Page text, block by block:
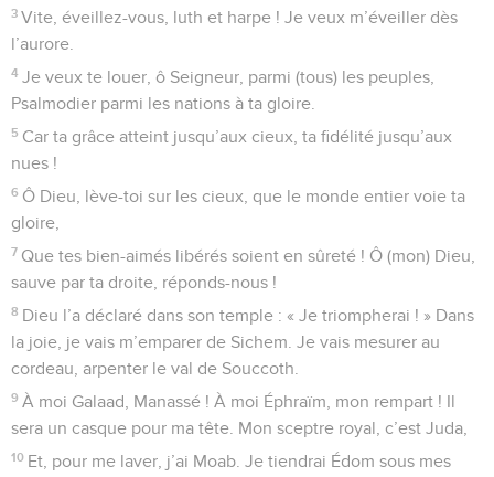
3 Vite, éveillez-vous, luth et harpe ! Je veux m’éveiller dès
l’aurore.
4 Je veux te louer, ô Seigneur, parmi (tous) les peuples,
Psalmodier parmi les nations à ta gloire.
5 Car ta grâce atteint jusqu’aux cieux, ta fidélité jusqu’aux
nues !
6 Ô Dieu, lève-toi sur les cieux, que le monde entier voie ta
gloire,
7 Que tes bien-aimés libérés soient en sûreté ! Ô (mon) Dieu,
sauve par ta droite, réponds-nous !
8 Dieu l’a déclaré dans son temple : « Je triompherai ! » Dans
la joie, je vais m’emparer de Sichem. Je vais mesurer au
cordeau, arpenter le val de Souccoth.
9 À moi Galaad, Manassé ! À moi Éphraïm, mon rempart ! Il
sera un casque pour ma tête. Mon sceptre royal, c’est Juda,
10 Et, pour me laver, j’ai Moab. Je tiendrai Édom sous mes